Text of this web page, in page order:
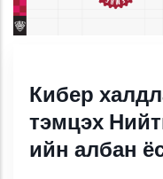
Кибер
тэмцэх
ийн албан